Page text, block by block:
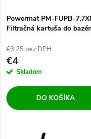
e
p
r
o
d
s
p
r
o
d
Powermat PM-FUPB-
Filtračná kartuša do
€3,25 bez DPH
€4
Skladom
DO KOŠÍKA